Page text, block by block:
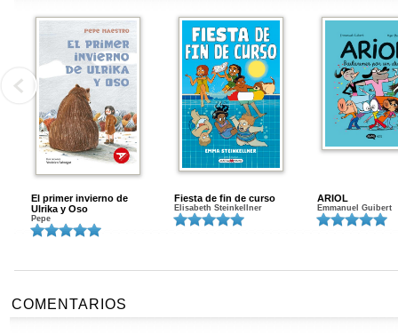
El primer invierno de
Ulrika y Oso
Pepe
Fiesta de fin de curso
Elisabeth Steinkellner
ARIOL
Emmanuel Guibert
COMENTARIOS